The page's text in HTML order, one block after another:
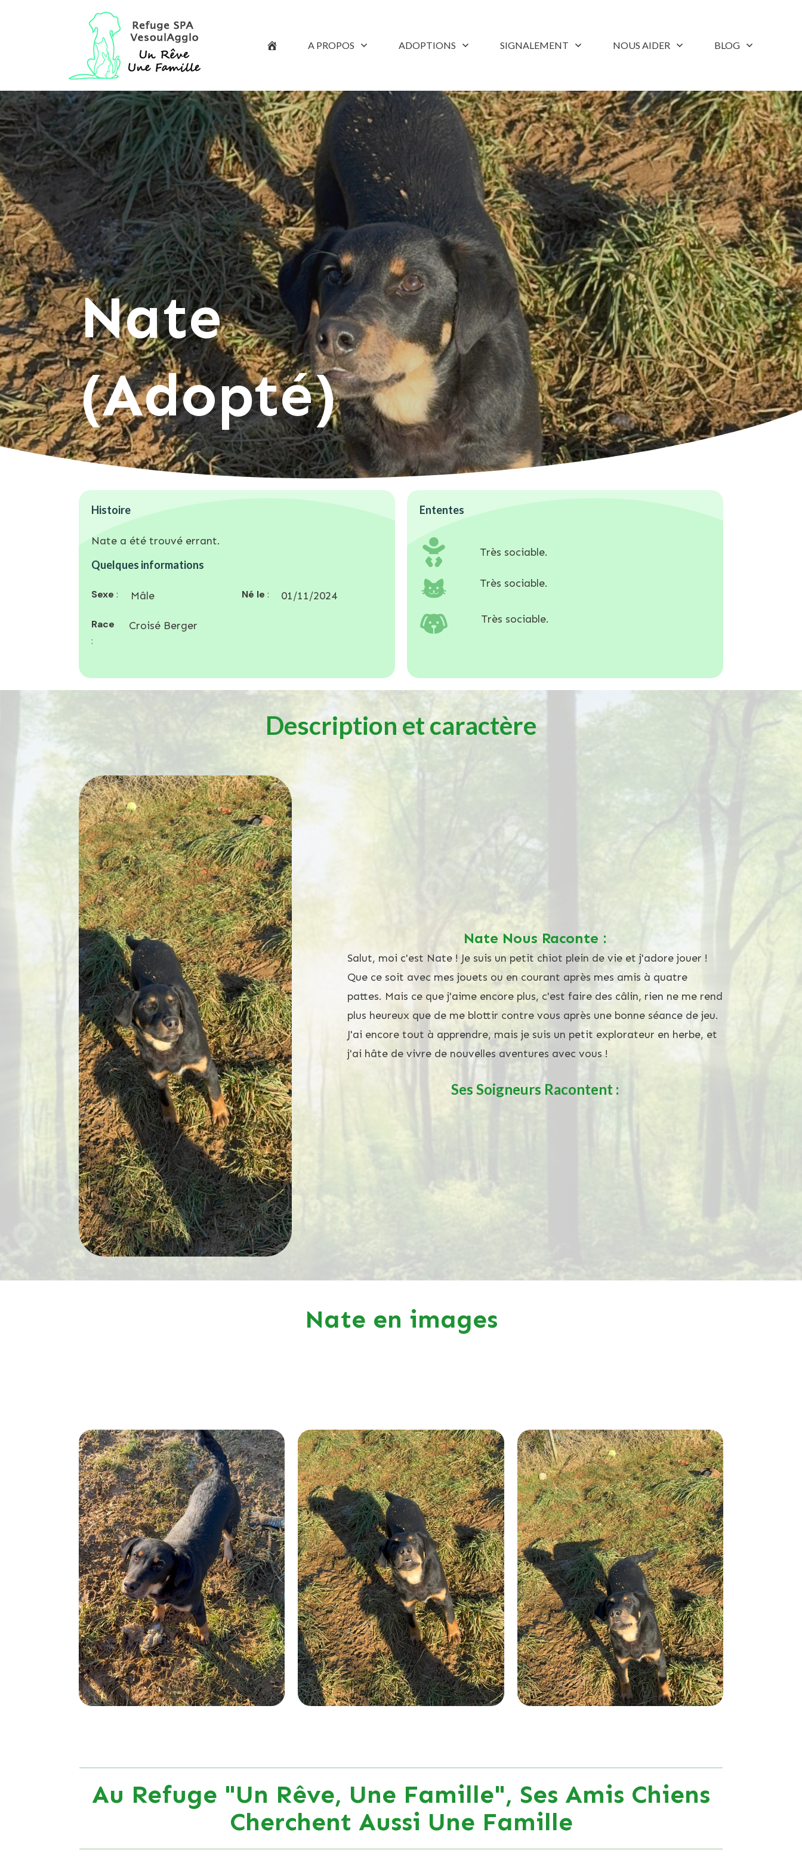
A PROPOS ADOPTIONS SIGNALEMENT NOUS AIDER BLOG
Nate
(Adopté)
Histoire
Nate a été trouvé errant.
Quelques informations
Sexe : Mâle Né le : 01/11/2024
Race
:
Croisé Berger
Ententes
Très sociable.
Très sociable.
Très sociable.
Description et caractère
Nate Nous Raconte :
Salut, moi c'est Nate ! Je suis un petit chiot plein de vie et j'adore jouer !
Que ce soit avec mes jouets ou en courant après mes amis à quatre
pattes. Mais ce que j'aime encore plus, c'est faire des câlin, rien ne me rend
plus heureux que de me blottir contre vous après une bonne séance de jeu.
J'ai encore tout à apprendre, mais je suis un petit explorateur en herbe, et
j'ai hâte de vivre de nouvelles aventures avec vous !
Ses Soigneurs Racontent :
Nate en images
Au Refuge "Un Rêve, Une Famille", Ses Amis Chiens
Cherchent Aussi Une Famille